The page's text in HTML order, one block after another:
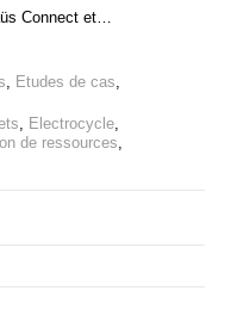
Connect et…
, Etudes de cas,
, Electrocycle,
de ressources,